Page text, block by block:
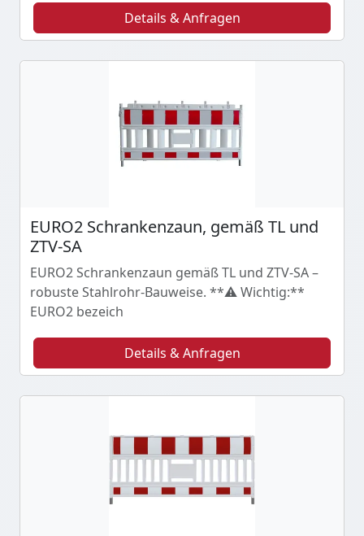
Details & Anfragen
EURO2 Schrankenzaun, gemäß TL und
ZTV-SA
EURO2 Schrankenzaun gemäß TL und ZTV-SA –
robuste Stahlrohr-Bauweise. **⚠️ Wichtig:**
EURO2 bezeich
Details & Anfragen